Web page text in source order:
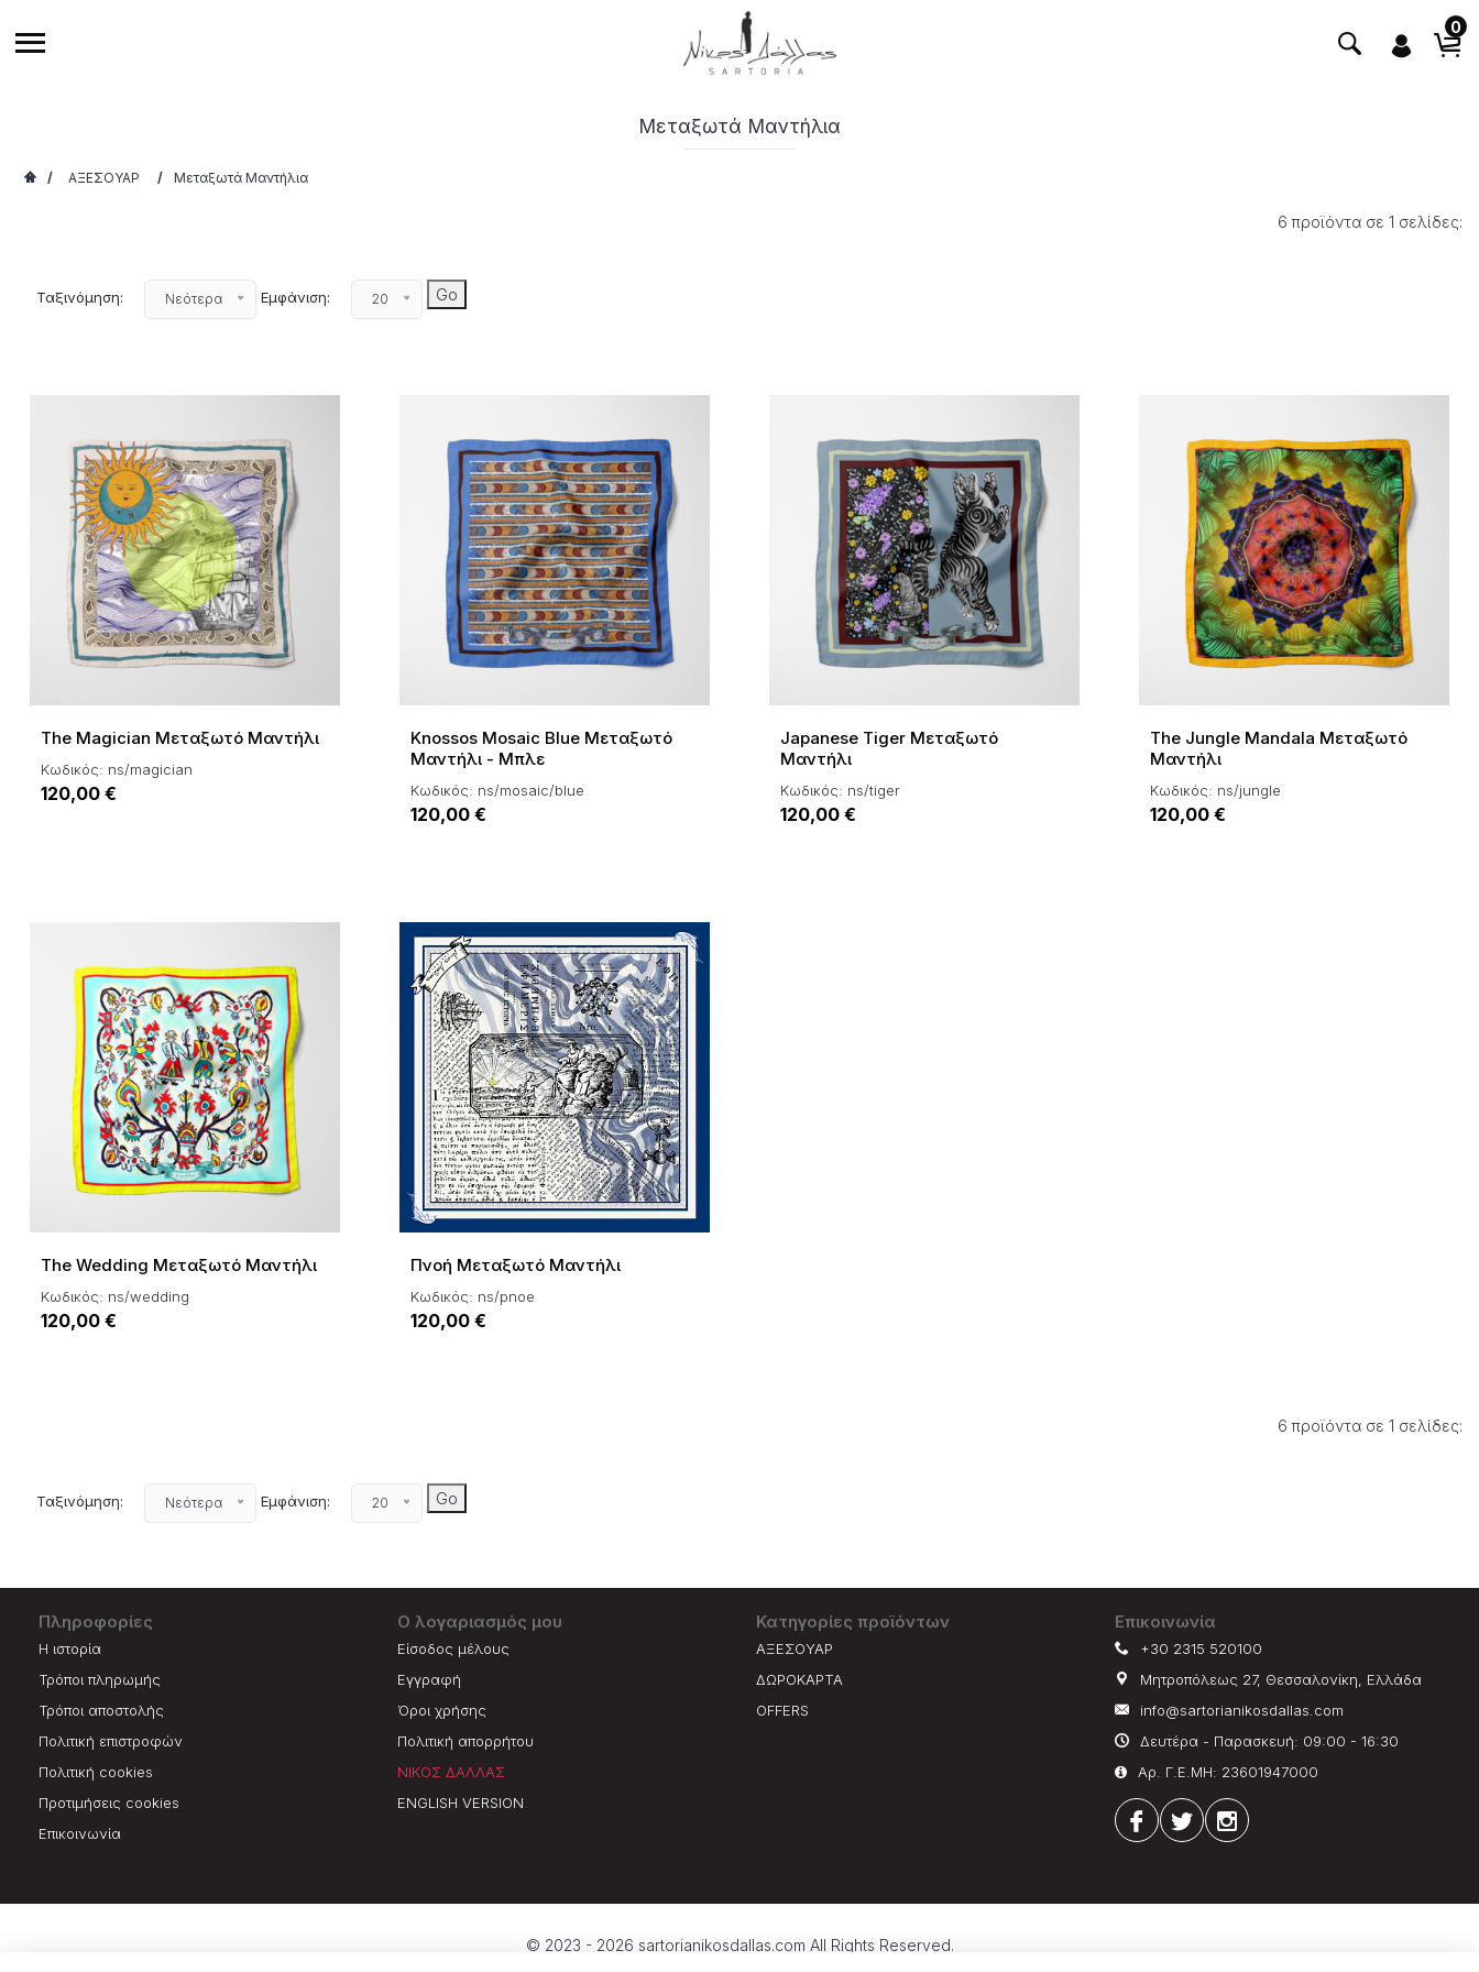
0
Μεταξωτά Μαντήλια
/ ΑΞΕΣΟΥΑΡ / Μεταξωτά Μαντήλια
6 προϊόντα σε 1 σελίδες:
Ταξινόμηση: Νεότερα Εμφάνιση: 20
The Magician Μεταξωτό Μαντήλι
Κωδικός: ns/magician
120,00 €
Knossos Mosaic Blue Μεταξωτό
Μαντήλι - Μπλε
Κωδικός: ns/mosaic/blue
120,00 €
Japanese Tiger Μεταξωτό
Μαντήλι
Κωδικός: ns/tiger
120,00 €
The Jungle Mandala Μεταξωτό
Μαντήλι
Κωδικός: ns/jungle
120,00 €
The Wedding Μεταξωτό Μαντήλι
Κωδικός: ns/wedding
120,00 €
Πνοή Μεταξωτό Μαντήλι
Κωδικός: ns/pnoe
120,00 €
6 προϊόντα σε 1 σελίδες:
Ταξινόμηση: Νεότερα Εμφάνιση: 20
Πληροφορίες
Η ιστορία
Τρόποι πληρωμής
Τρόποι αποστολής
Πολιτική επιστροφών
Πολιτική cookies
Προτιμήσεις cookies
Επικοινωνία
Ο λογαριασμός μου
Είσοδος μέλους
Εγγραφή
Όροι χρήσης
Πολιτική απορρήτου
ΝΙΚΟΣ ΔΑΛΛΑΣ
ENGLISH VERSION
Κατηγορίες προϊόντων
ΑΞΕΣΟΥΑΡ
ΔΩΡΟΚΑΡΤΑ
OFFERS
Επικοινωνία
+30 2315 520100
Μητροπόλεως 27, Θεσσαλονίκη, Ελλάδα
info@sartorianikosdallas.com
Δευτέρα - Παρασκευή: 09:00 - 16:30
Αρ. Γ.Ε.ΜΗ: 23601947000
© 2023 - 2026 sartorianikosdallas.com All Rights Reserved.